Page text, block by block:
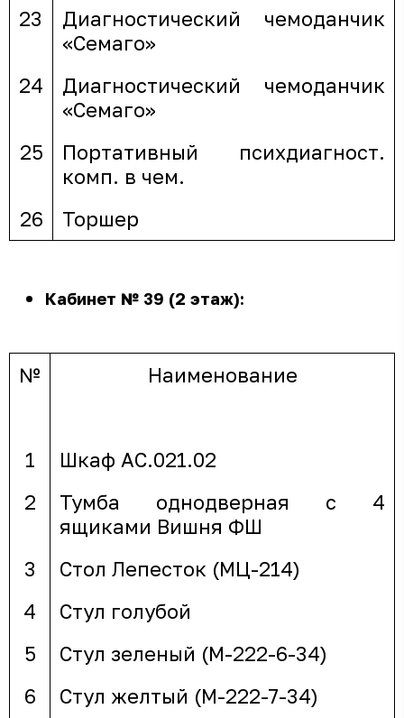
23
Диагностический чемоданчик
«Семаго»
24
Диагностический чемоданчик
«Семаго»
25
Портативный психдиагност.
комп. в чем.
26
Торшер
Кабинет № 39 (2 этаж):
№ Наименование
1
Шкаф АС.021.02
2
Тумба однодверная с 4
ящиками Вишня ФШ
3
Стол Лепесток (МЦ-214)
4
Стул голубой
5
Стул зеленый (М-222-6-34)
6
Стул желтый (М-222-7-34)